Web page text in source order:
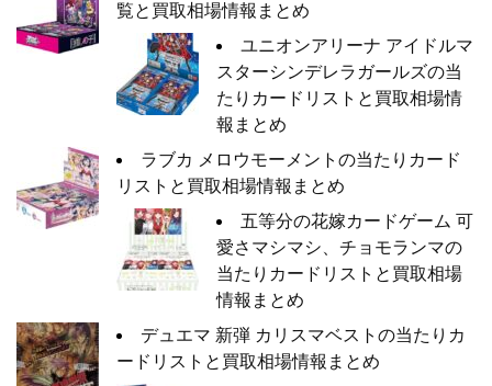
覧と買取相場情報まとめ
ユニオンアリーナ アイドルマ
スターシンデレラガールズの当
たりカードリストと買取相場情
報まとめ
ラブカ メロウモーメントの当たりカード
リストと買取相場情報まとめ
五等分の花嫁カードゲーム 可
愛さマシマシ、チョモランマの
当たりカードリストと買取相場
情報まとめ
デュエマ 新弾 カリスマベストの当たりカ
ードリストと買取相場情報まとめ